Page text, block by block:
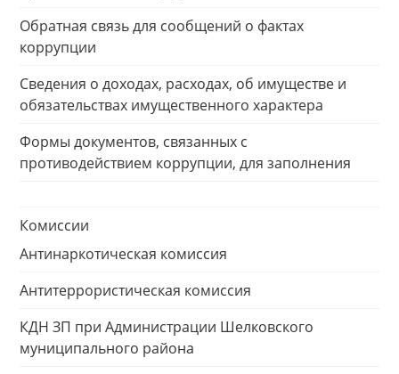
Обратная связь для сообщений о фактах
коррупции
Сведения о доходах, расходах, об имуществе и
обязательствах имущественного характера
Формы документов, связанных с
противодействием коррупции, для заполнения
Комиссии
Антинаркотическая комиссия
Антитеррористическая комиссия
КДН ЗП при Администрации Шелковского
муниципального района